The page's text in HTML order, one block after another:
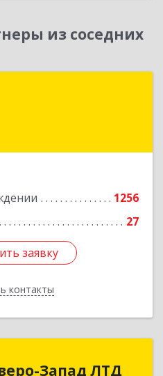
из соседних
1256
27
заявку
контакты
г, Красная
заявку
Запад ЛТД